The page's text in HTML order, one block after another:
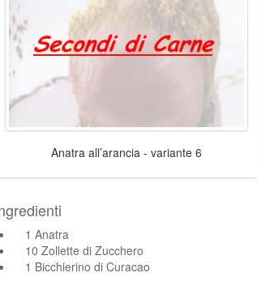
Anatra all’arancia - variante 6
1 Anatra
10 Zollette di Zucchero
1 Bicchierino di Curacao